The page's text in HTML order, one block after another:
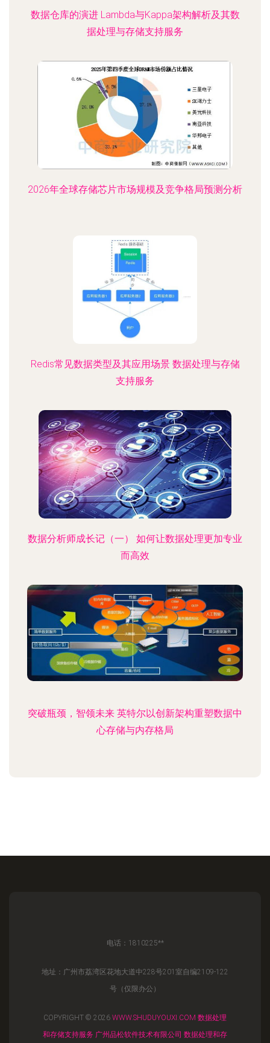
数据仓库的演进 Lambda与Kappa架构解析及其数
据处理与存储支持服务
2026年全球存储芯片市场规模及竞争格局预测分析
Redis常见数据类型及其应用场景 数据处理与存储
支持服务
数据分析师成长记（一） 如何让数据处理更加专业
而高效
突破瓶颈，智领未来 英特尔以创新架构重塑数据中
心存储与内存格局
电话：1810225**
地址：广州市荔湾区花地大道中228号201室自编2109-122
号（仅限办公）
COPYRIGHT © 2026 WWW.SHUDUYOUXI.COM 数据处理
和存储支持服务 广州品松软件技术有限公司 数据处理和存